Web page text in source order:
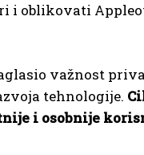
i oblikovati
važnost
tehnologije.
i osobnije